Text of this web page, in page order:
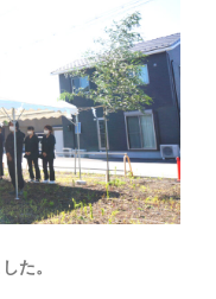
た。